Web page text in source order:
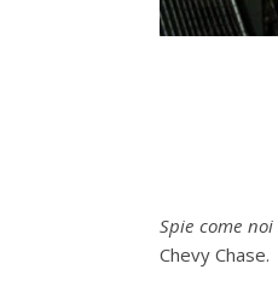
Spie come noi
Chevy Chase.